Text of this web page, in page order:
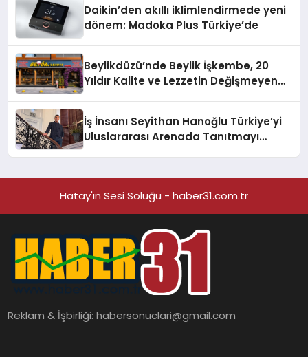
Daikin’den akıllı iklimlendirmede yeni
dönem: Madoka Plus Türkiye’de
Beylikdüzü’nde Beylik İşkembe, 20
Yıldır Kalite ve Lezzetin Değişmeyen
İş İnsanı Seyithan Hanoğlu Türkiye’yi
Uluslararası Arenada Tanıtmayı
Hatay'ın Sesi Soluğu - haber31.com.tr
Reklam & İşbirliği:habersonuclari@gmail.com